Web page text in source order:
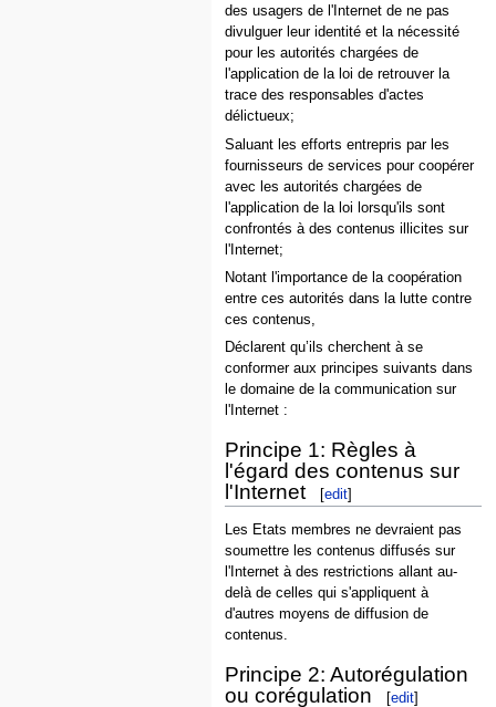
des usagers de l'Internet de ne pas
divulguer leur identité et la nécessité
pour les autorités chargées de
l'application de la loi de retrouver la
trace des responsables d'actes
délictueux;
Saluant les efforts entrepris par les
fournisseurs de services pour coopérer
avec les autorités chargées de
l'application de la loi lorsqu'ils sont
confrontés à des contenus illicites sur
l'Internet;
Notant l'importance de la coopération
entre ces autorités dans la lutte contre
ces contenus,
Déclarent qu’ils cherchent à se
conformer aux principes suivants dans
le domaine de la communication sur
l'Internet :
Principe 1: Règles à
l'égard des contenus sur
l'Internet
[edit]
Les Etats membres ne devraient pas
soumettre les contenus diffusés sur
l'Internet à des restrictions allant au-
delà de celles qui s'appliquent à
d'autres moyens de diffusion de
contenus.
Principe 2: Autorégulation
ou corégulation
[edit]